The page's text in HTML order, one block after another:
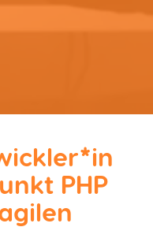
PHP